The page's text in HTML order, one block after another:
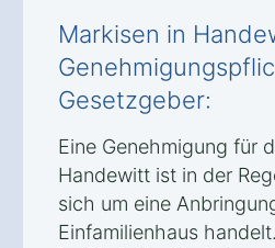
Markisen in
Gesetzgeber:
Eine Genehmigung für
Handewitt ist in der
sich um eine
Einfamilienhaus